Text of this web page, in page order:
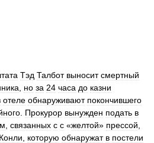
Тэд Талбот выносит смертный
но за 24 часа до казни
отеле обнаруживают покончившего
Прокурор вынужден подать в
связанных с с «желтой» прессой
Конли которую обнаружат в постели